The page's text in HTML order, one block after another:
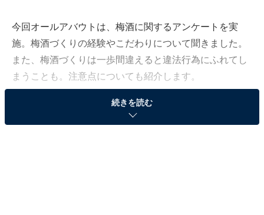
今回オールアバウトは、梅酒に関するアンケートを実
施。梅酒づくりの経験やこだわりについて聞きました。
また、梅酒づくりは一歩間違えると違法行為にふれてし
まうことも。注意点についても紹介します。
※全国各地471名にアンケートを実施
※男女比：男性 158名／女性 305名／その他 1名／回答
続きを読む